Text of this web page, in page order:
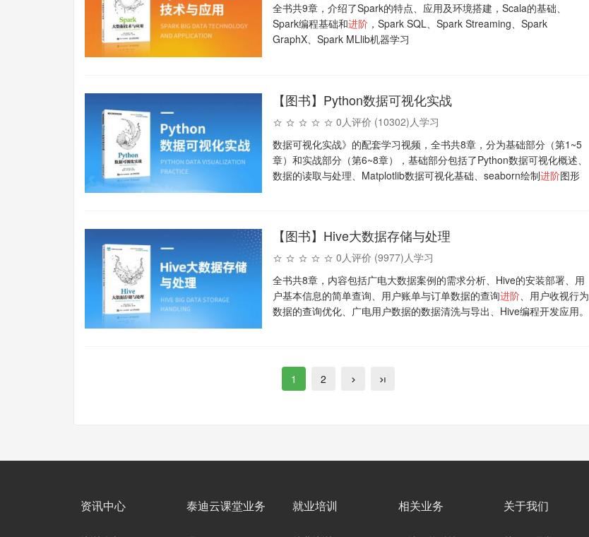
全书共9章，介绍了Spark的特点、应用及环境搭建，Scala的基础、
Spark编程基础和进阶 ，Spark SQL、Spark Streaming、Spark
GraphX、Spark MLlib机器学习
【图书】Python数据可视化实战
0人评价 (10302)人学习
数据可视化实战》的配套学习视频，全书共8章，分为基础部分（第1~5
章）和实战部分（第6~8章），基础部分包括了Python数据可视化概述、
数据的读取与处理、Matplotlib数据可视化基础、seaborn绘制进阶图形
【图书】Hive大数据存储与处理
0人评价 (9977)人学习
全书共8章，内容包括广电大数据案例的需求分析、Hive的安装部署、用
户基本信息的简单查询、用户账单与订单数据的查询进阶 、用户收视行为
数据的查询优化、广电用户数据的数据清洗与导出、Hive编程开发应用。
1 2
资讯中心 泰迪云课堂业务 就业培训 相关业务 关于我们